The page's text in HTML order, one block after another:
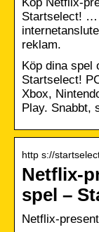
Startselect! …
reklam.
Köp dina spel
Startselect!
Xbox,
Play. Snabbt,
http s://
Netflix-
spel –
Netflix-